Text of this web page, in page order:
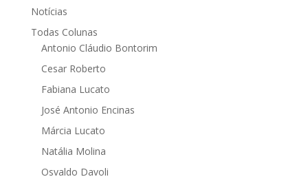
Notícias
Todas Colunas
Antonio Cláudio Bontorim
Cesar Roberto
Fabiana Lucato
José Antonio Encinas
Márcia Lucato
Natália Molina
Osvaldo Davoli